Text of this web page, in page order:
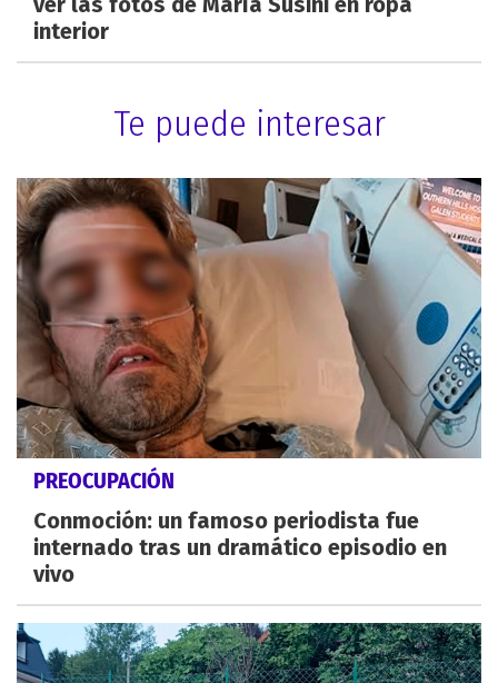
interior
Te puede interesar
PREOCUPACIÓN
Conmoción: un famoso periodista fue
internado tras un dramático episodio en
vivo